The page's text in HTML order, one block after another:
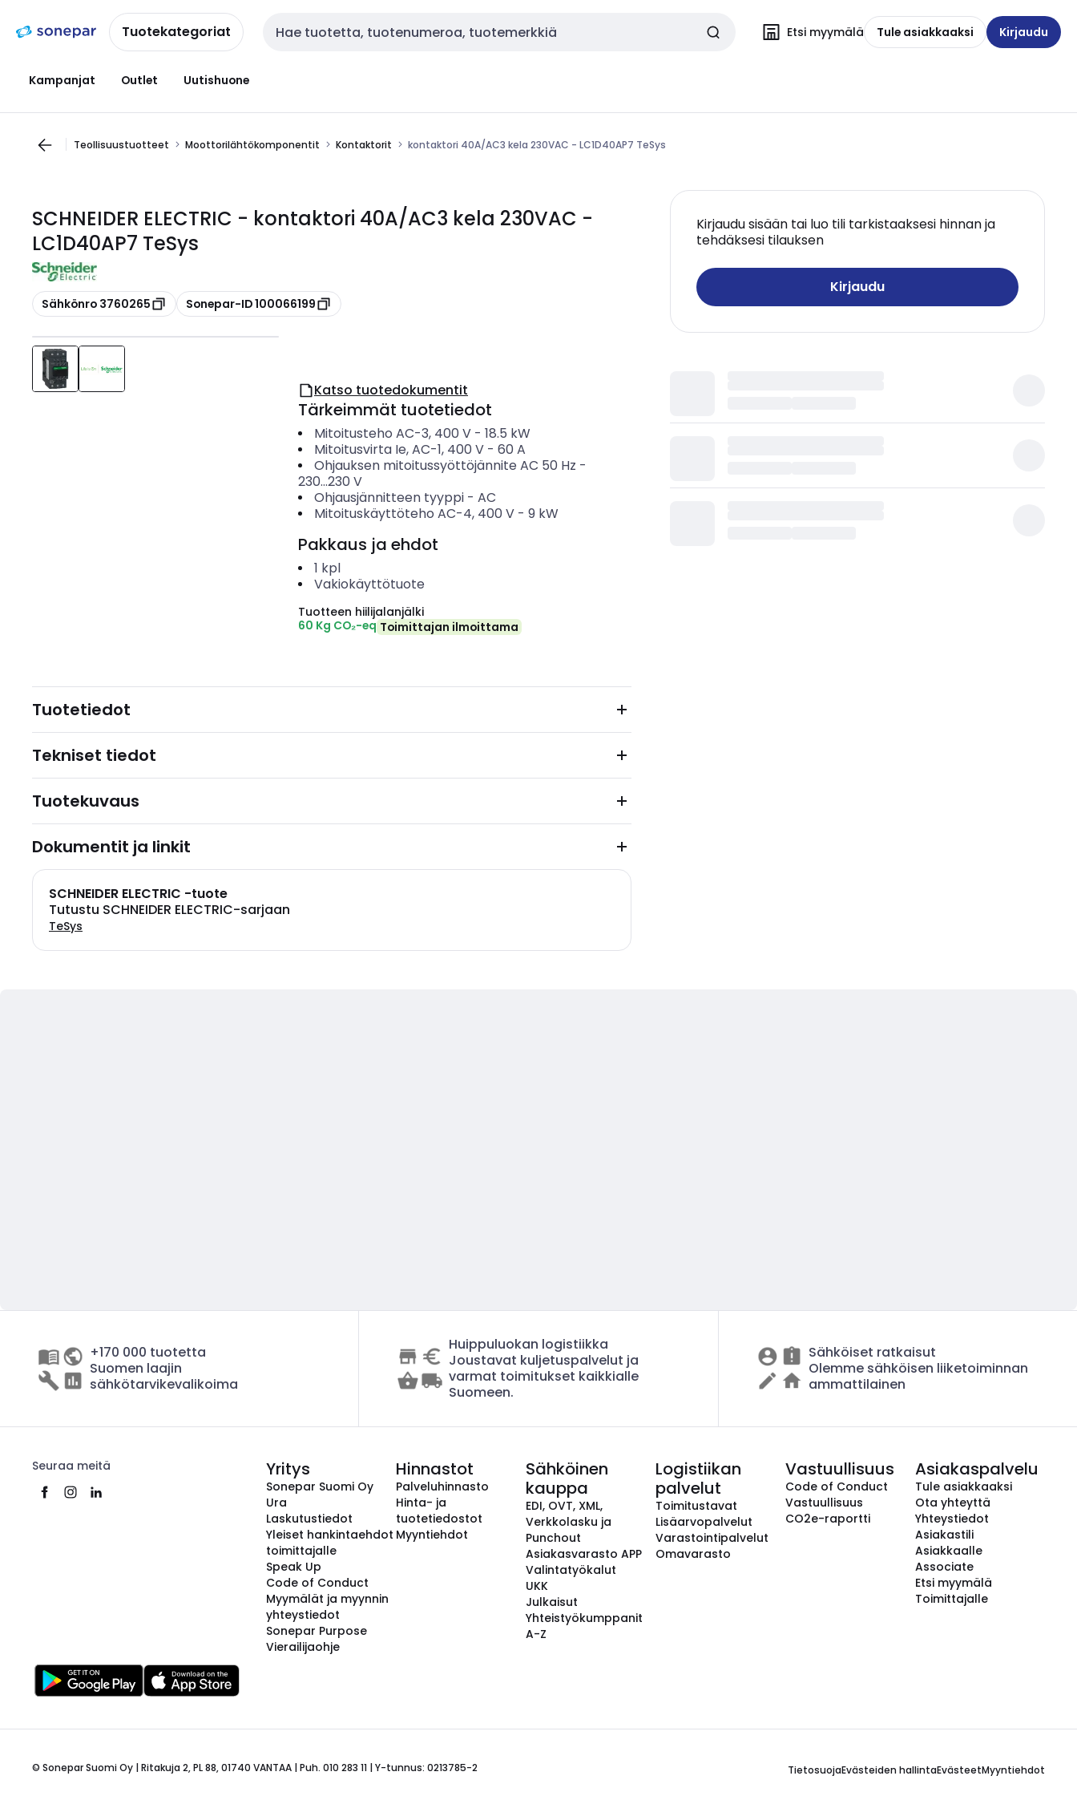
navigointiinsisältöönTuotekategoriat Haku Etsi myymälä Tule asiakkaaksi Kirjaudu
Kampanjat Outlet Uutishuone
Teollisuustuotteet Moottorilähtökomponentit Kontaktorit kontaktori 40A/AC3 kela 230VAC - LC1D40AP7 TeSys
SCHNEIDER ELECTRIC - kontaktori 40A/AC3 kela 230VAC -
LC1D40AP7 TeSys
Kopioi
Sähkönro 3760265 Kopioi
Sonepar-ID 100066199
Kirjaudu sisään tai luo tili tarkistaaksesi hinnan ja
tehdäksesi tilauksen
Kirjaudu
Katso tuotedokumentit
Tärkeimmät tuotetiedot
Mitoitusteho AC-3, 400 V- 18.5 kW
Mitoitusvirta Ie, AC-1, 400 V- 60 A
Ohjauksen mitoitussyöttöjännite AC 50 Hz -
230...230 V
Ohjausjännitteen tyyppi- AC
Mitoituskäyttöteho AC-4, 400 V- 9 kW
Pakkaus ja ehdot
1 kpl
Vakiokäyttötuote
Tuotteen hiilijalanjälki
60 Kg CO₂-eq Toimittajan ilmoittama
Tuotetiedot
Tekniset tiedot
Tuotekuvaus
Dokumentit ja linkit
SCHNEIDER ELECTRIC -tuote
Tutustu SCHNEIDER ELECTRIC-sarjaan
TeSys
+170 000 tuotetta
Suomen laajin
sähkötarvikevalikoima
Huippuluokan logistiikka
Joustavat kuljetuspalvelut ja
varmat toimitukset kaikkialle
Suomeen.
Sähköiset ratkaisut
Olemme sähköisen liiketoiminnan
ammattilainen
Seuraa meitä Yritys
Sonepar Suomi Oy
Ura
Laskutustiedot
Yleiset hankintaehdot
toimittajalle
Speak Up
Code of Conduct
Myymälät ja myynnin
yhteystiedot
Sonepar Purpose
Vierailijaohje
Hinnastot
Palveluhinnasto
Hinta- ja
tuotetiedostot
Myyntiehdot
Sähköinen
kauppa
EDI, OVT, XML,
Verkkolasku ja
Punchout
Asiakasvarasto APP
Valintatyökalut
UKK
Julkaisut
Yhteistyökumppanit
A-Z
Logistiikan
palvelut
Toimitustavat
Lisäarvopalvelut
Varastointipalvelut
Omavarasto
Vastuullisuus
Code of Conduct
Vastuullisuus
CO2e-raportti
Asiakaspalvelu
Tule asiakkaaksi
Ota yhteyttä
Yhteystiedot
Asiakastili
Asiakkaalle
Associate
Etsi myymälä
Toimittajalle
© Sonepar Suomi Oy | Ritakuja 2, PL 88, 01740 VANTAA | Puh. 010 283 11 | Y-tunnus: 0213785-2 TietosuojaEvästeiden hallintaEvästeetMyyntiehdot